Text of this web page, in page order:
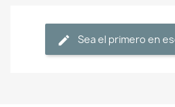
Sea el primero en